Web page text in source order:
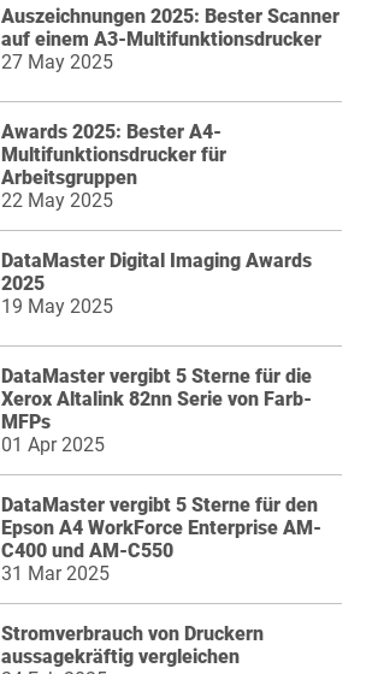
Auszeichnungen 2025: Bester Scanner
auf einem A3-Multifunktionsdrucker
27 May 2025
Awards 2025: Bester A4-
Multifunktionsdrucker für
Arbeitsgruppen
22 May 2025
DataMaster Digital Imaging Awards
2025
19 May 2025
DataMaster vergibt 5 Sterne für die
Xerox Altalink 82nn Serie von Farb-
MFPs
01 Apr 2025
DataMaster vergibt 5 Sterne für den
Epson A4 WorkForce Enterprise AM-
C400 und AM-C550
31 Mar 2025
Stromverbrauch von Druckern
aussagekräftig vergleichen